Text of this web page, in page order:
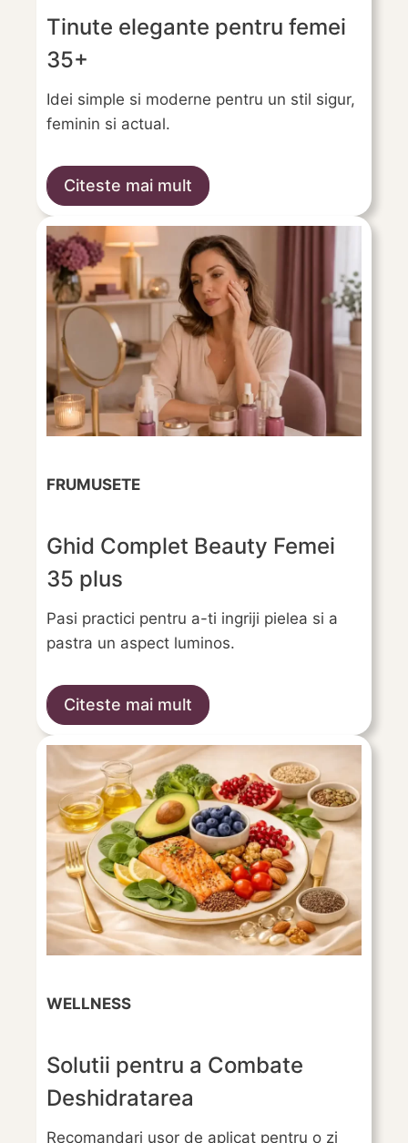
Tinute elegante pentru femei
35+
Idei simple si moderne pentru un stil sigur,
feminin si actual.
Citeste mai mult
FRUMUSETE
Ghid Complet Beauty Femei
35 plus
Pasi practici pentru a-ti ingriji pielea si a
pastra un aspect luminos.
Citeste mai mult
WELLNESS
Solutii pentru a Combate
Deshidratarea
Recomandari usor de aplicat pentru o zi